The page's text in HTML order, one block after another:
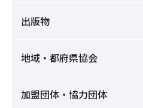
出版物
地域・都府県協会
加盟団体・協力団体